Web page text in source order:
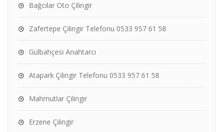
Bağcılar Oto Çilingir
Zafertepe Çilingir Telefonu 0533 957 61 58
Gülbahçesi Anahtarcı
Atapark Çilingir Telefonu 0533 957 61 58
Mahmutlar Çilingir
Erzene Çilingir